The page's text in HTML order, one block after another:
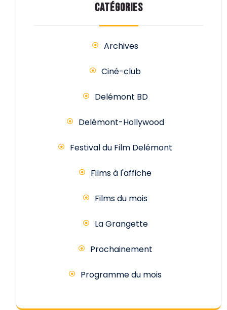
CATÉGORIES
Archives
Ciné-club
Delémont BD
Delémont-Hollywood
Festival du Film Delémont
Films à l'affiche
Films du mois
La Grangette
Prochainement
Programme du mois